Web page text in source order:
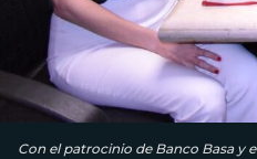
Con el patrocinio de Banco Basa y